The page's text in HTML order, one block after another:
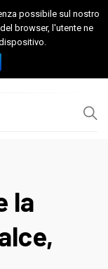
nella Capitanata
la
possibile sul nostro
browser, l'utente ne